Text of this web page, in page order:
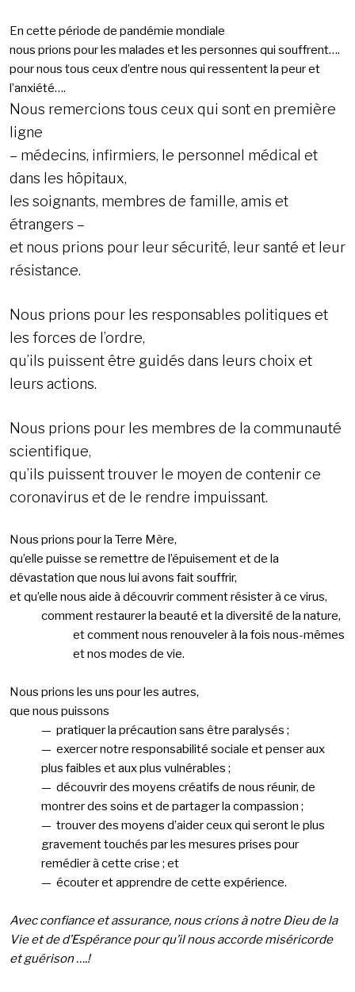
En cette période de pandémie mondiale
nous prions pour les malades et les personnes qui souffrent….
pour nous tous ceux d’entre nous qui ressentent la peur et
l’anxiété….
Nous remercions tous ceux qui sont en première
ligne
– médecins, infirmiers, le personnel médical et
dans les hôpitaux,
les soignants, membres de famille, amis et
étrangers –
et nous prions pour leur sécurité, leur santé et leur
résistance.
Nous prions pour les responsables politiques et
les forces de l’ordre,
qu’ils puissent être guidés dans leurs choix et
leurs actions.
Nous prions pour les membres de la communauté
scientifique,
qu’ils puissent trouver le moyen de contenir ce
coronavirus et de le rendre impuissant.
Nous prions pour la Terre Mère,
qu’elle puisse se remettre de l’épuisement et de la
dévastation que nous lui avons fait souffrir,
et qu’elle nous aide à découvrir comment résister à ce virus,
comment restaurer la beauté et la diversité de la nature,
et comment nous renouveler à la fois nous-mêmes
et nos modes de vie.
Nous prions les uns pour les autres,
que nous puissons
— pratiquer la précaution sans être paralysés ;
— exercer notre responsabilité sociale et penser aux
plus faibles et aux plus vulnérables ;
— découvrir des moyens créatifs de nous réunir, de
montrer des soins et de partager la compassion ;
— trouver des moyens d’aider ceux qui seront le plus
gravement touchés par les mesures prises pour
remédier à cette crise ; et
— écouter et apprendre de cette expérience.
Avec confiance et assurance, nous crions à notre Dieu de la
Vie et de d’Espérance pour qu’il nous accorde miséricorde
et guérison ….!